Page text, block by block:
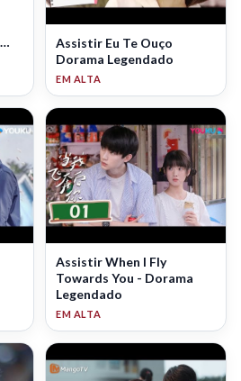
Assistir Eu Te Ouço
Dorama Legendado
Assistir When I Fly
Towards You - Dorama
Legendado